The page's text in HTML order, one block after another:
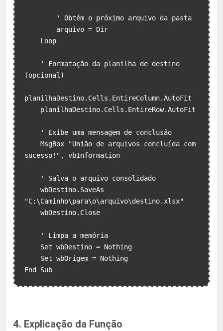
(opcional)
planilhaDestino.Cells.EntireColumn.AutoFit
sucesso!", vbInformation
"C:\Caminho\para\o\arquivo\destino.xlsx"
End Sub
4. Explicação da Função